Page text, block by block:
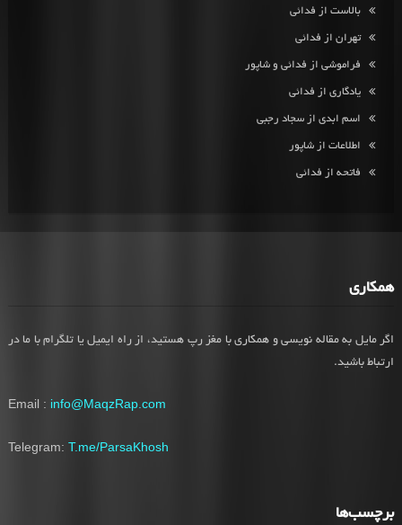
بالاست از فدائی
تهران از فدائی
فراموشی از فدائی و شاپور
یادگاری از فدائی
اسم ابدی از سجاد رجبی
اطلاعات از شاپور
فاتحه از فدائی
همکاری
اگر مایل به مقاله نویسی و همکاری با مغز رپ هستید، از راه ایمیل یا تلگرام با ما در
ارتباط باشید.
Email : info@MaqzRap.com
Telegram: T.me/ParsaKhosh
برچسب‌ها